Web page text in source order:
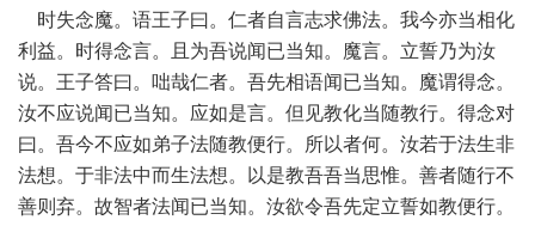
时失念魔。语王子曰。仁者自言志求佛法。我今亦当相化
利益。时得念言。且为吾说闻已当知。魔言。立誓乃为汝
说。王子答曰。咄哉仁者。吾先相语闻已当知。魔谓得念。
汝不应说闻已当知。应如是言。但见教化当随教行。得念对
曰。吾今不应如弟子法随教便行。所以者何。汝若于法生非
法想。于非法中而生法想。以是教吾吾当思惟。善者随行不
善则弃。故智者法闻已当知。汝欲令吾先定立誓如教便行。